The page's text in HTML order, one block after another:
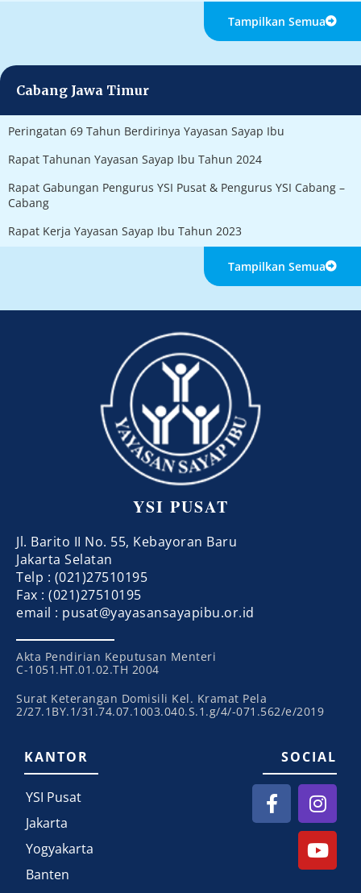
Tampilkan Semua
Cabang Jawa Timur
Peringatan 69 Tahun Berdirinya Yayasan Sayap Ibu
Rapat Tahunan Yayasan Sayap Ibu Tahun 2024
Rapat Gabungan Pengurus YSI Pusat & Pengurus YSI Cabang –
Cabang
Rapat Kerja Yayasan Sayap Ibu Tahun 2023
Tampilkan Semua
YSI PUSAT
Jl. Barito II No. 55, Kebayoran Baru
Jakarta Selatan
Telp : (021)27510195
Fax : (021)27510195
email : pusat@yayasansayapibu.or.id
Akta Pendirian Keputusan Menteri
C-1051.HT.01.02.TH 2004
Surat Keterangan Domisili Kel. Kramat Pela
2/27.1BY.1/31.74.07.1003.040.S.1.g/4/-071.562/e/2019
KANTOR
YSI Pusat
Jakarta
Yogyakarta
Banten
SOCIAL